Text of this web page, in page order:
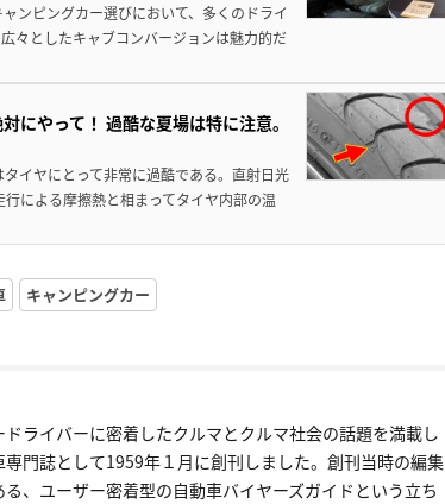
ンピングカー選びにおいて、多くのドライ
々としたキャブコンバージョンは魅力的だ
にやって！ 過酷な夏場は特に注意。
イヤにとって非常に過酷である。直射日光
による摩擦熱と相まってタイヤ内部の温
キャンピングカー
ドライバーに密着したクルマとクルマ社会の話題を満載し
専門誌として1959年１月に創刊しました。創刊当時の編集
る、ユーザー密着型の自動車バイヤーズガイドという立ち